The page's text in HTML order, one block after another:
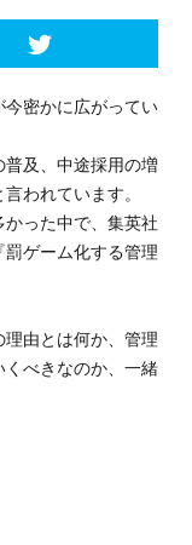
密かに広がってい
及、中途採用の増
われています。
った中で、集英社
ゲーム化する管理
由とは何か、管理
べきなのか、一緒